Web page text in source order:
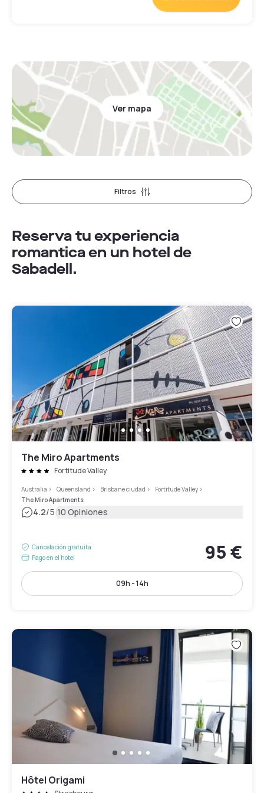
zona de treball ergonòmica. L'equipament inclou televisor de
L'hotel compta amb un servei de bar-cafeteria i restaurant per
a les necessitats gastronòmiques del dia. A la part superior de
l'edifici es troba la piscina exterior, disponible exclusivament
de l'1 de juny al 31 d'agost. La proximitat amb les estacions de
FGC i Renfe, així com la disponibilitat de sales de reunions,
converteixen aquest hotel en una opció ideal tant per a la
feina com per al relaxament puntual a Sabadell.
Ver mapa
Filtros
Reserva tu experiencia
romantica en un hotel de
Sabadell.
The Miro Apartments
Fortitude Valley
Australia > Queensland > Brisbane ciudad > Fortitude Valley >
The Miro Apartments
4.2/5|10 Opiniones
Cancelación gratuita
Pago en el hotel
95 €
09h - 14h
Hôtel Origami